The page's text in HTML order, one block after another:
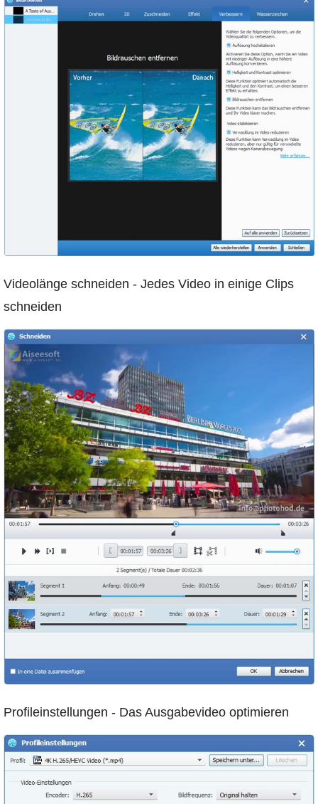
Videolänge schneiden - Jedes Video in einige Clips
schneiden
Profileinstellungen - Das Ausgabevideo optimieren